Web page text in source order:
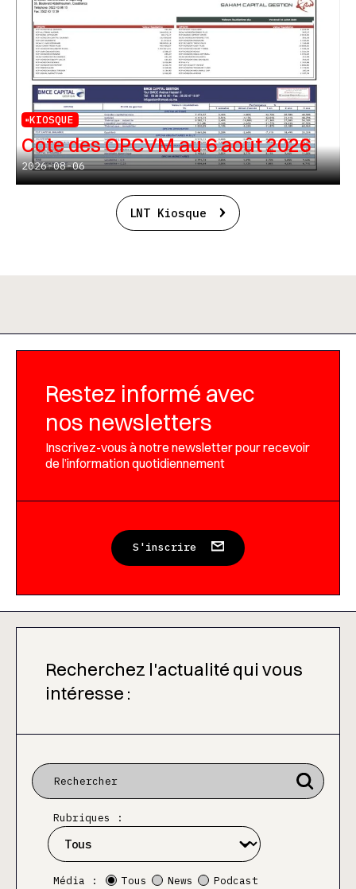
KIOSQUE
Cote des OPCVM au 6 août 2026
2026-08-06
LNT Kiosque
Restez informé avec
nos newsletters
Inscrivez-vous à notre newsletter pour recevoir
de l’information quotidiennement
S'inscrire
Recherchez l'actualité qui vous
intéresse :
Rubriques :
Média : Tous News
Podcast